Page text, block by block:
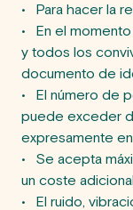
•	Para hacer la reserva debes tener cumplidos 18 años.
•	En el momento de la llegada al alojamiento, el cliente
y todos los
documento de
•	El número de personas alojadas por apartamento no
puede exceder
expresamente
•	Se acepta máximo una mascota por apartamento con
un coste
•	El ruido, vibraciones y música alta, las fiestas y otras